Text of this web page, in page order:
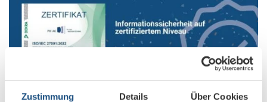
Zustimmung Details Über Cookies